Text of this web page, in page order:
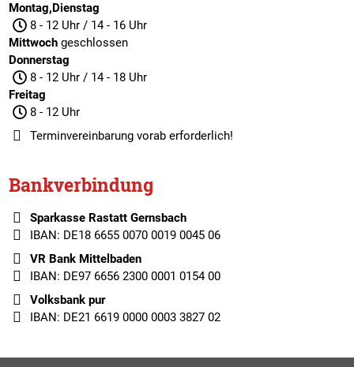
Montag,Dienstag
8 - 12 Uhr / 14 - 16 Uhr
Mittwochgeschlossen
Donnerstag
8 - 12 Uhr / 14 - 18 Uhr
Freitag
8 - 12 Uhr
Terminvereinbarungvorab erforderlich!
Bankverbindung
Sparkasse Rastatt Gernsbach
IBAN: DE18 6655 0070 0019 0045 06
VR Bank Mittelbaden
IBAN: DE97 6656 2300 0001 0154 00
Volksbank pur
IBAN: DE21 6619 0000 0003 3827 02